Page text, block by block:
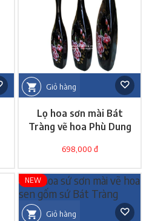
Giỏ hàng
Lọ hoa sơn mài Bát
Tràng vẽ hoa Phù Dung
698,000 đ
Giỏ hàng
NEW